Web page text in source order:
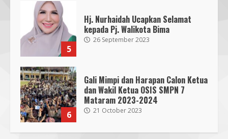
5
Hj. Nurhaidah Ucapkan Selamat
kepada Pj. Walikota Bima
26 September 2023
6
Gali Mimpi dan Harapan Calon Ketua
dan Wakil Ketua OSIS SMPN 7
Mataram 2023-2024
21 October 2023